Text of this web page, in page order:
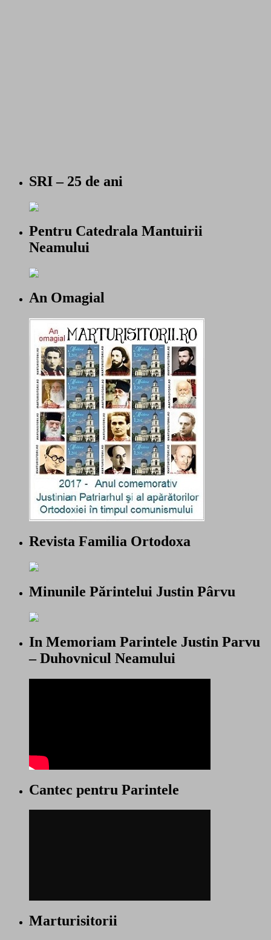
SRI – 25 de ani
Pentru Catedrala Mantuirii
Neamului
An Omagial
Revista Familia Ortodoxa
Minunile Părintelui Justin Pârvu
In Memoriam Parintele Justin Parvu
– Duhovnicul Neamului
Cantec pentru Parintele
Marturisitorii